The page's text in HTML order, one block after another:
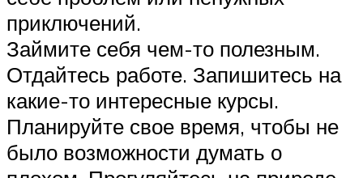
приключений.
Займите себя чем-то полезным.
Отдайтесь работе. Запишитесь на
какие-то интересные курсы.
Планируйте свое время, чтобы не
было возможности думать о